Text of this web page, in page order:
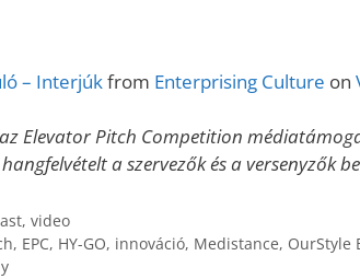
– Interjúkfrom Enterprising Culture on
Elevator Pitch Competition
a szervezők és a versenyzők
, video
, EPC, HY-GO, innováció, Medistance, OurStyle